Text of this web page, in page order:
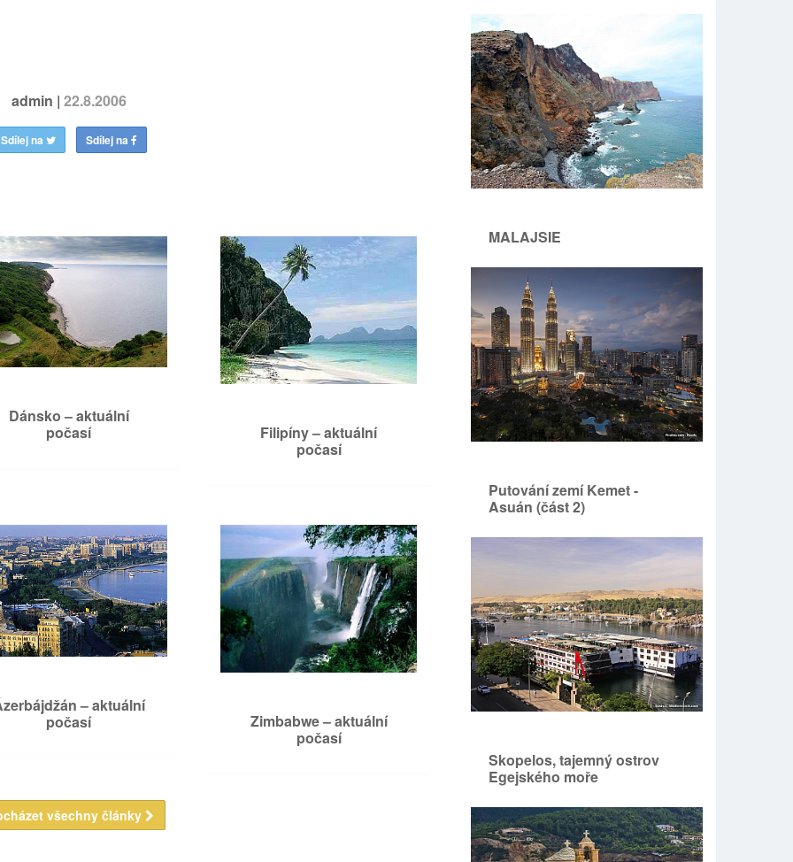
admin | 22.8.2006
Sdílej na Sdílej na
Dánsko – aktuální
počasí
Filipíny – aktuální
počasí
– aktuální
počasí
Zimbabwe – aktuální
počasí
všechny články
MALAJSIE
Putování zemí Kemet -
Asuán (část 2)
Skopelos, tajemný ostrov
Egejského moře